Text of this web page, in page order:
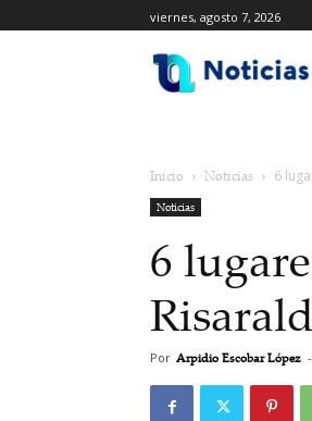
viernes, agosto 7, 2026
Inicio Noticias 6
Noticias
6
Por Arpidio Escobar López -